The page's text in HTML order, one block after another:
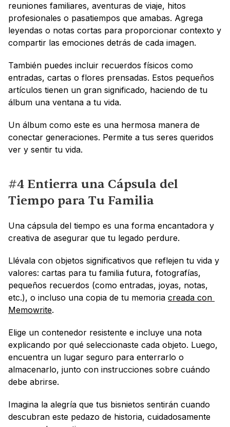
reuniones familiares, aventuras de viaje, hitos
profesionales o pasatiempos que amabas. Agrega
leyendas o notas cortas para proporcionar contexto y
compartir las emociones detrás de cada imagen.
También puedes incluir recuerdos físicos como
entradas, cartas o flores prensadas. Estos pequeños
artículos tienen un gran significado, haciendo de tu
álbum una ventana a tu vida.
Un álbum como este es una hermosa manera de
conectar generaciones. Permite a tus seres queridos
ver y sentir tu vida.
#4 Entierra una Cápsula del
Tiempo para Tu Familia
Una cápsula del tiempo es una forma encantadora y
creativa de asegurar que tu legado perdure.
Llévala con objetos significativos que reflejen tu vida y
valores: cartas para tu familia futura, fotografías,
pequeños recuerdos (como entradas, joyas, notas,
etc.), o incluso una copia de tu memoria creada con
Memowrite.
Elige un contenedor resistente e incluye una nota
explicando por qué seleccionaste cada objeto. Luego,
encuentra un lugar seguro para enterrarlo o
almacenarlo, junto con instrucciones sobre cuándo
debe abrirse.
Imagina la alegría que tus bisnietos sentirán cuando
descubran este pedazo de historia, cuidadosamente